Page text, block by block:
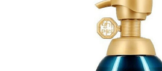
Вход
Регистрация